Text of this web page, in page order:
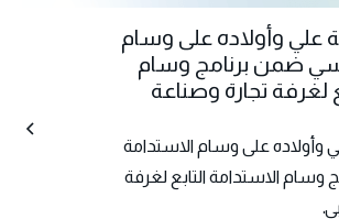
وأولاده على وسام
ضمن برنامج وسام
لغرفة تجارة وصناعة
على وسام الاستدامة
الاستدامة التابع لغرفة